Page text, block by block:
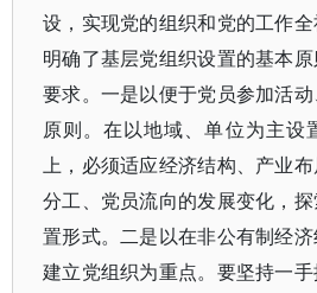
设，实现党的组织和党的工作
明确了基层党组织设置的基本
要求。一是以便于党员参加活
原则。在以地域、单位为主设
上，必须适应经济结构、产业
分工、党员流向的发展变化，
置形式。二是以在非公有制经
建立党组织为重点。要坚持一手